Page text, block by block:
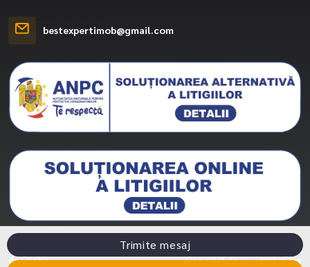
Trimite mesaj
bestexpertimob@gmail.com
Best Expert Imobiliare © 2026Politica de Confidentialitate
de Cookie
Dezvoltat de ImmoFlux